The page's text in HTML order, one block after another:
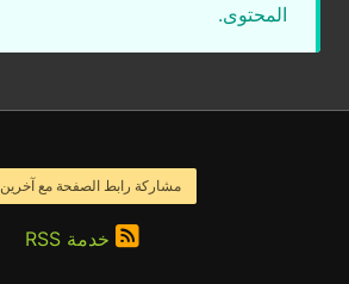
المحتوى.
مشاركة رابط الصفحة مع آخرين
خدمة RSS